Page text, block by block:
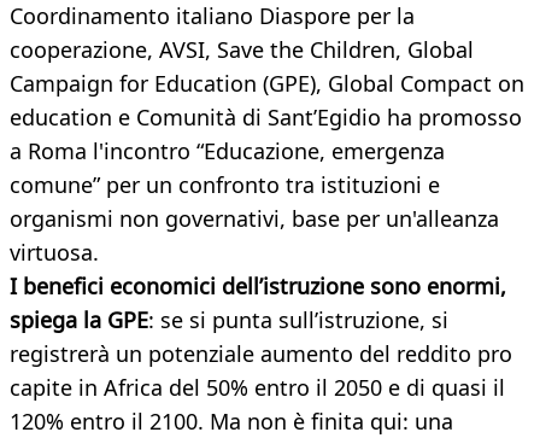
Coordinamento italiano Diaspore per la
cooperazione, AVSI, Save the Children, Global
Campaign for Education (GPE), Global Compact on
education e Comunità di Sant’Egidio ha promosso
a Roma l'incontro “Educazione, emergenza
comune” per un confronto tra istituzioni e
organismi non governativi, base per un'alleanza
virtuosa.
I benefici economici dell’istruzione sono enormi,
spiega la GPE: se si punta sull’istruzione, si
registrerà un potenziale aumento del reddito pro
capite in Africa del 50% entro il 2050 e di quasi il
120% entro il 2100. Ma non è finita qui: una